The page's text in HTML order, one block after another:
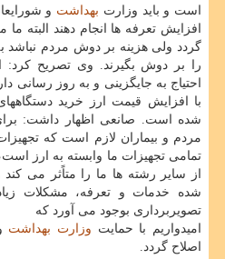
است و باید وزارت بهداشت و
افزایش تعرفه ها انجام دهند البته ما
گردد ولی هزینه بر دوش مردم نباشد
را بر دوش بگیرند. وی تصریح کرد:
احتیاج به جایگزینی و به روز
با افزایش قیمت ارز خرید
شده است. صانعی اظهار داشت:
مردم و بیماران لازم است که
تمامی تجهیزات ما وابسته به ارز
از سایر رشته ها ما را متاًثر می
شده خدمات و تعرفه، مشکلات
تصویربرداری بوجود می آورد که
امیدواریم با حمایت وزارت بهداشت
اصلاح گردد.